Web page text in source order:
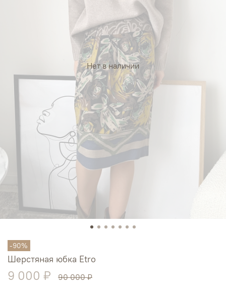
Нет в наличии
-90%
Шерстяная юбка Etro
9 000 ₽ 90 000 ₽